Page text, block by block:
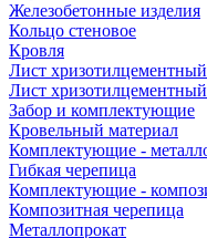
Железобетонные изделия
Кольцо стеновое
Кровля
Лист
Лист
Забор и комплектующие
Кровельный материал
Комплектующие -
Гибкая черепица
Комплектующие -
Композитная черепица
Металлопрокат